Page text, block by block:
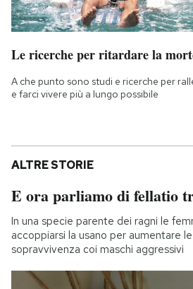
Le ricerche per ritardare la
A che punto sono studi e ricerche per
e farci vivere più a lungo possibile
ALTRE STORIE
E ora parliamo di fellatio
In una specie parente dei ragni le
accoppiarsi la usano per aumentare
sopravvivenza coi maschi aggressivi